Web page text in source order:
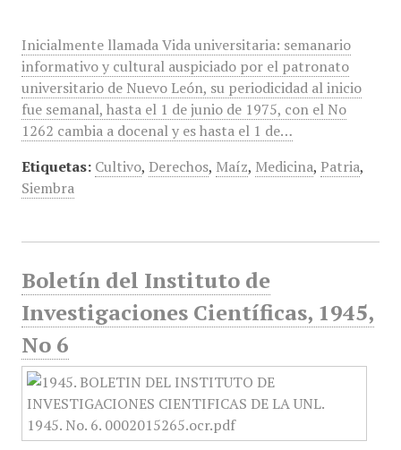
Inicialmente llamada Vida universitaria: semanario
informativo y cultural auspiciado por el patronato
universitario de Nuevo León, su periodicidad al inicio
fue semanal, hasta el 1 de junio de 1975, con el No
1262 cambia a docenal y es hasta el 1 de…
Etiquetas: Cultivo, Derechos, Maíz, Medicina, Patria,
Siembra
Boletín del Instituto de
Investigaciones Científicas, 1945,
No 6